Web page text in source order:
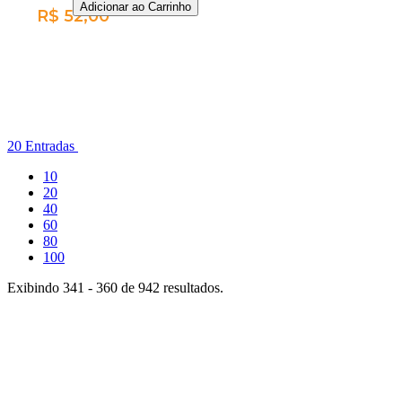
R$ 52,00Adicionar ao Carrinho
20 Entradas
Por
10Entradas
por
Página
20Entradas
por
Página
40Entradas
por
Página
60Entradas
por
Página
80Entradas
por
100Entradas
Página
Exibindo 341 - 360 de 942 resultados.